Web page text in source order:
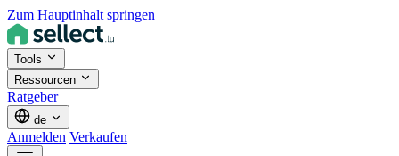
Zum Hauptinhalt springen
Tools
Ressourcen
Ratgeber
de
Anmelden Verkaufen